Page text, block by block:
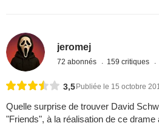
jeromej
72 abonnés 159 critiques
3,5 Publiée le 15 octobre
Quelle surprise de trouver David
"Friends", à la réalisation de ce